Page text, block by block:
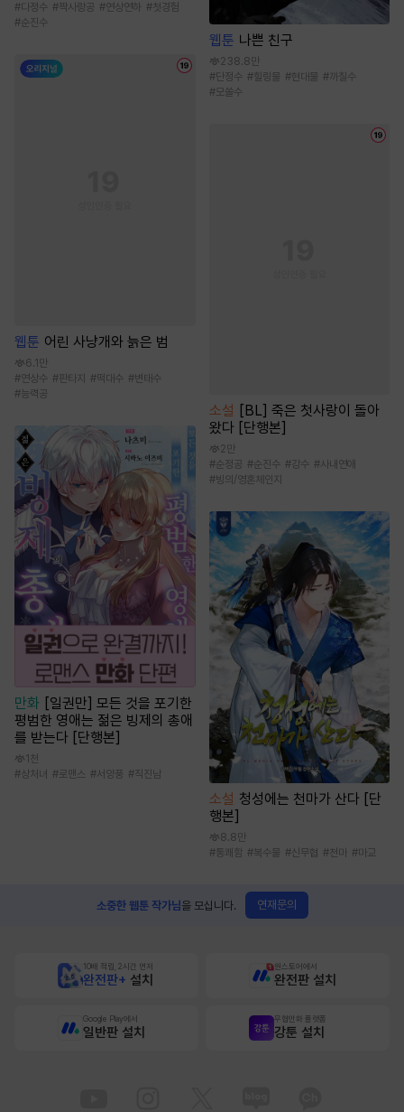
#다정수 #짝사랑공 #연상연하 #첫경험
#순진수
웹툰 어린 사냥개와 늙은 범
6.1만
#연상수 # 판타지 #떡대수 #변태수
#능력공
만화 [일권만] 모든 것을 포기한
평범한 영애는 젊은 빙제의 총애
를 받는다 [단행본]
1천
#상처녀 #로맨스 #서양풍 #직진남
웹툰 나쁜 친구
238.8만
#단정수 #힐링물 #현대물 #까칠수
#모쏠수
소설
[BL] 죽은 첫사랑이 돌아
왔다 [단행본]
2만
#순정공 #순진수 #강수 #사내연애
#빙의/영혼체인지
소설 청성에는 천마가 산다 [단
행본]
8.8만
#통쾌함 #복수물 #신무협 #천마 #마교
소중한 웹툰 작가님을 모십니다. 연재문의
10배 적립, 2시간 먼저
완전판+ 설치
원스토어에서
완전판 설치
Google Play에서
일반판 설치
무협만화 플랫폼
강툰 설치